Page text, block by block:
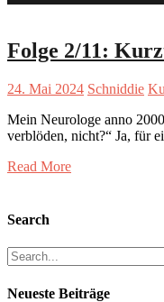
Folge 2/11:
24. Mai 2024 Schniddie
Mein Neurologe anno
verblöden, nicht?“ Ja, für
Read More
Search
Search
for:
Neueste Beiträge